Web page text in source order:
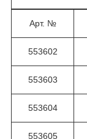
Арт. №
553602
553603
553604
553605